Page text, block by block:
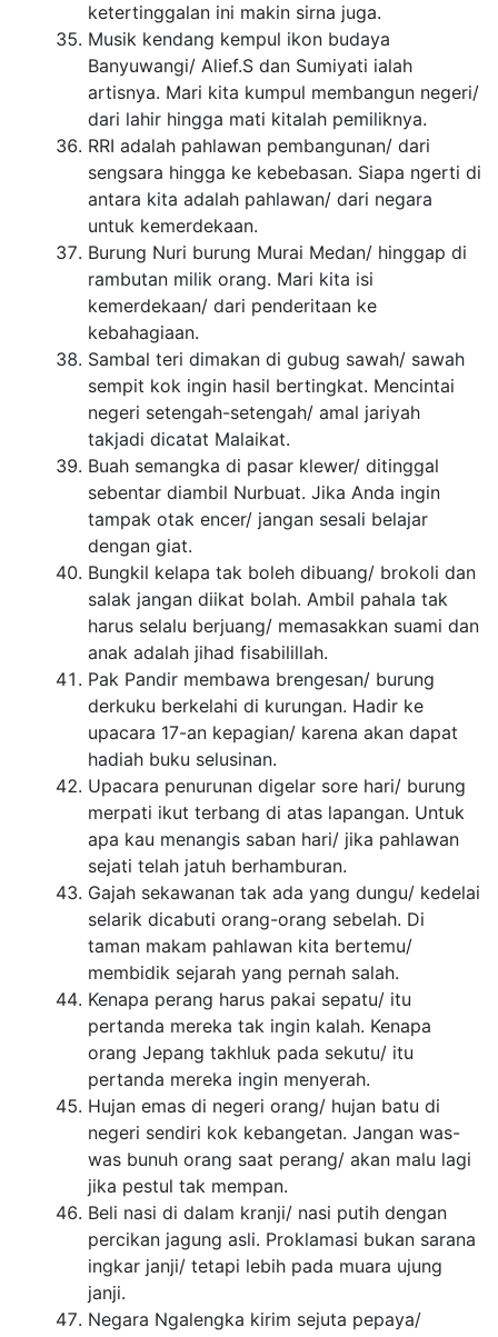
ketertinggalan ini makin sirna juga.
Musik kendang kempul ikon budaya
Banyuwangi/ Alief.S dan Sumiyati ialah
artisnya. Mari kita kumpul membangun negeri/
dari lahir hingga mati kitalah pemiliknya.
RRI adalah pahlawan pembangunan/ dari
sengsara hingga ke kebebasan. Siapa ngerti di
antara kita adalah pahlawan/ dari negara
untuk kemerdekaan.
Burung Nuri burung Murai Medan/ hinggap di
rambutan milik orang. Mari kita isi
kemerdekaan/ dari penderitaan ke
kebahagiaan.
Sambal teri dimakan di gubug sawah/ sawah
sempit kok ingin hasil bertingkat. Mencintai
negeri setengah-setengah/ amal jariyah
takjadi dicatat Malaikat.
Buah semangka di pasar klewer/ ditinggal
sebentar diambil Nurbuat. Jika Anda ingin
tampak otak encer/ jangan sesali belajar
dengan giat.
Bungkil kelapa tak boleh dibuang/ brokoli dan
salak jangan diikat bolah. Ambil pahala tak
harus selalu berjuang/ memasakkan suami dan
anak adalah jihad fisabilillah.
Pak Pandir membawa brengesan/ burung
derkuku berkelahi di kurungan. Hadir ke
upacara 17-an kepagian/ karena akan dapat
hadiah buku selusinan.
Upacara penurunan digelar sore hari/ burung
merpati ikut terbang di atas lapangan. Untuk
apa kau menangis saban hari/ jika pahlawan
sejati telah jatuh berhamburan.
Gajah sekawanan tak ada yang dungu/ kedelai
selarik dicabuti orang-orang sebelah. Di
taman makam pahlawan kita bertemu/
membidik sejarah yang pernah salah.
Kenapa perang harus pakai sepatu/ itu
pertanda mereka tak ingin kalah. Kenapa
orang Jepang takhluk pada sekutu/ itu
pertanda mereka ingin menyerah.
Hujan emas di negeri orang/ hujan batu di
negeri sendiri kok kebangetan. Jangan was-
was bunuh orang saat perang/ akan malu lagi
jika pestul tak mempan.
Beli nasi di dalam kranji/ nasi putih dengan
percikan jagung asli. Proklamasi bukan sarana
ingkar janji/ tetapi lebih pada muara ujung
janji.
Negara Ngalengka kirim sejuta pepaya/